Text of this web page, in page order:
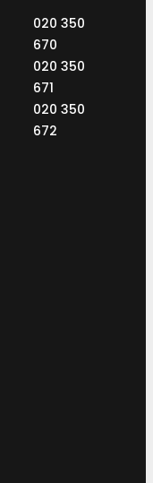
020 350
670
020 350
671
020 350
672